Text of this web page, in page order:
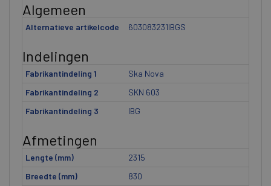
Algemeen
Alternatieve artikelcode 603083231IBGS
Indelingen
Fabrikantindeling 1
Ska Nova
Fabrikantindeling 2
SKN 603
Fabrikantindeling 3
IBG
Afmetingen
Lengte (mm)
2315
Breedte (mm)
830